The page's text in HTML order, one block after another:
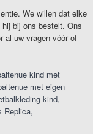
We willen dat elke
bij ons bestelt. Ons
al uw vragen vóór of
kind met
met eigen
kind
Replica